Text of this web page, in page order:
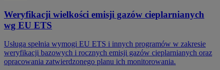
Weryfikacji wielkości emisji gazów cieplarnianych
wg EU ETS
Usługa spełnia wymogi EU ETS i innych programów w zakresie
weryfikacji bazowych i rocznych emisji gazów cieplarnianych oraz
opracowania zatwierdzonego planu ich monitorowania.